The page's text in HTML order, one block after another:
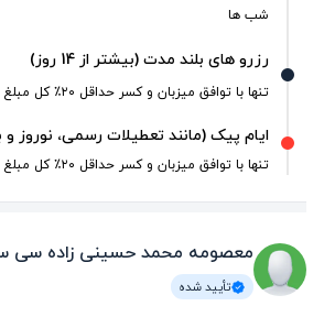
شب ها
رزرو های بلند مدت (بیشتر از 14 روز)
تنها با توافق میزبان و کسر حداقل ۲۰٪ کل مبلغ رزرو
ایام پیک (مانند تعطیلات رسمی، نوروز
تنها با توافق میزبان و کسر حداقل ۲۰٪ کل مبلغ رزرو
معصومه محمد حسینی زاده
تأیید شده